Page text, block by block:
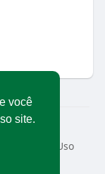
você
site.
Termos de Uso